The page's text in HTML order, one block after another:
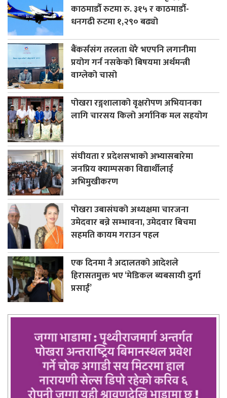
काठमाडौँ रुटमा रु. ३१५ र काठमाडौँ-
धनगढी रुटमा १,२९० बढ्यो
बैंकर्ससंग तरलता धेरै भएपनि लगानीमा
प्रयोग गर्न नसकेको बिषयमा अर्थमन्त्री
वाग्लेको चासो
पोखरा रङ्गशालाको वृक्षरोपण अभियानका
लागि चारसय किलो अर्गानिक मल सहयोग
संघीयता र प्रदेशसभाको अभ्यासबारेमा
जनप्रिय क्याम्पसका विद्यार्थीलाई
अभिमुखीकरण
पोखरा उबासंघको अध्यक्षमा चारजना
उमेदवार बन्ने सम्भावना, उमेदवार बिचमा
सहमति कायम गराउन पहल
एक दिनमा नै अदालतको आदेशले
हिरासतमुक्त भए ‘मेडिकल ब्यबसायी दुर्गा
प्रसाईं’